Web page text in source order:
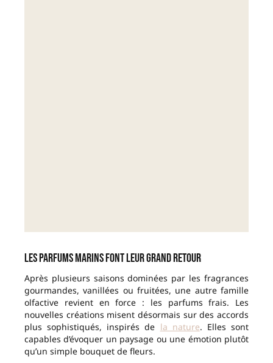
Les parfums marins font leur grand retour
Après plusieurs saisons dominées par les fragrances
gourmandes, vanillées ou fruitées, une autre famille
olfactive revient en force : les parfums frais. Les
nouvelles créations misent désormais sur des accords
plus sophistiqués, inspirés de la nature. Elles sont
capables d’évoquer un paysage ou une émotion plutôt
qu’un simple bouquet de fleurs.